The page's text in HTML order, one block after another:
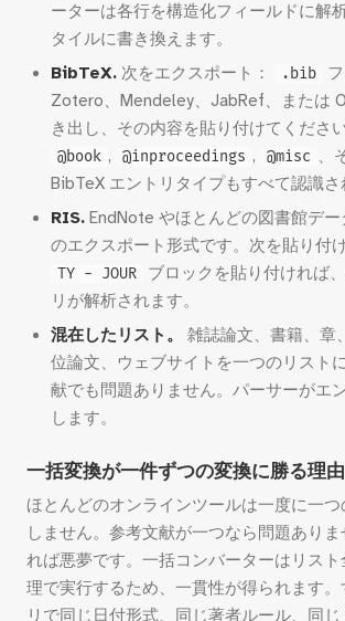
ーターは各行を構造化フィールドに解
タイルに書き換えます。
BibTeX. 次をエクスポート： .bib
Zotero、Mendeley、JabRef、または
き出し、その内容を貼り付けてくださ
@book , @inproceedings , @misc 、
BibTeX エントリタイプもすべて認識さ
RIS. EndNote やほとんどの図書館デ
のエクスポート形式です。次を貼り付
TY - JOUR
ブロックを貼り付ければ
リが解析されます。
混在したリスト。
雑誌論文、書籍、章
位論文、ウェブサイトを一つのリスト
献でも問題ありません。パーサーがエ
します。
一括変換が一件ずつの変換に勝る理由
ほとんどのオンラインツールは一度に一
しません。参考文献が一つなら問題あり
れば悪夢です。一括コンバーターはリス
理で実行するため、一貫性が得られます。
リで同じ日付形式、同じ著者ルール、同じ